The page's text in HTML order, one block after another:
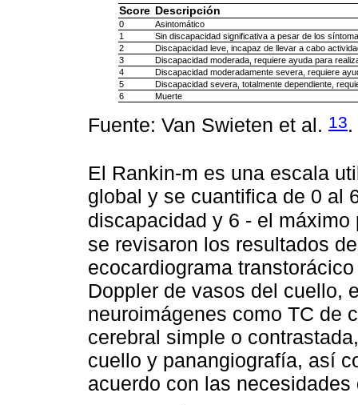
Score Descripción
0
Asintomático
1
Sin discapacidad significativa a pesar de los
2
Discapacidad leve, incapaz de llevar a cabo
3
Discapacidad moderada, requiere ayuda para
4
Discapacidad moderadamente severa, requiere
5
Discapacidad severa, totalmente dependiente,
6
Muerte
Fuente: Van Swieten et al. 13.
El Rankin-m es una escala
global y se cuantifica de 0 al
discapacidad y 6 - el
se revisaron los resultados
ecocardiograma
Doppler de vasos del cuello,
neuroimágenes como TC de
cerebral simple o
cuello y panangiografía, así
acuerdo con las